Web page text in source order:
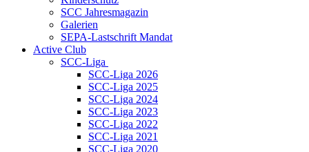
SCC Jahresmagazin
Galerien
SEPA-Lastschrift Mandat
Active Club
SCC-Liga
SCC-Liga 2026
SCC-Liga 2025
SCC-Liga 2024
SCC-Liga 2023
SCC-Liga 2022
SCC-Liga 2021
SCC-Liga 2020